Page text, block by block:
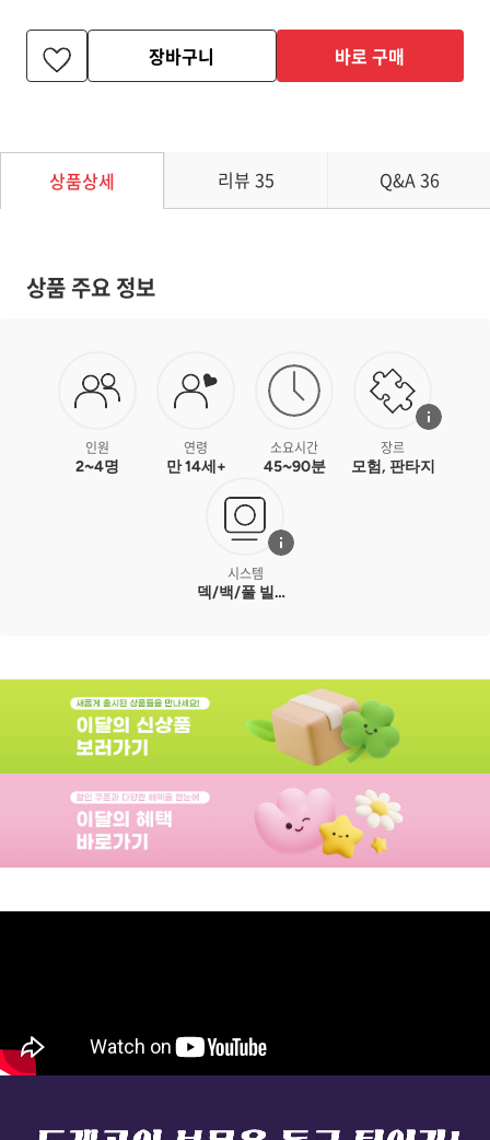
장바구니 바로 구매
상품상세 리뷰 35 Q&A36
상품 주요 정보
인원
2~4명
연령
만 14세+
소요시간
45~90분
장르
모험, 판타지
시스템
덱/백/풀 빌딩,
추가, 지도
변형, 모듈형
게임판, 공개
드래프트,
탈락, 지점
이동, 운 시험
게임, 타일
놓기, 가변적